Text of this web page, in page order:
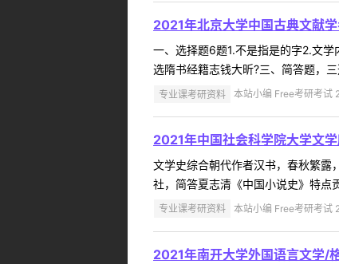
2021年北京大学中国古典文献
一、选择题6题1.不是指是的字2.文
选隋书经籍志钱大昕?三、简答题，
专业课考研资料 本站小编 Free考研考
2021年中国社会科学院大学文
文学史综合朝代作者汉书，春秋繁露
社，简答夏志清《中国小说史》特点
专业课考研资料 本站小编 Free考研考
2021年南开大学外国语言文学/